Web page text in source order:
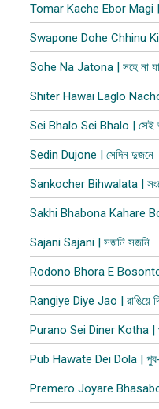
Tomar Kache Ebor Magi |
Swapone Dohe Chhinu Ki
Sohe Na Jatona | সহে না
Shiter Hawai Laglo Nachon
Sei Bhalo Sei Bhalo | সেই
Sedin Dujone | সেদিন দুজনে
Sankocher Bihwalata |
Sakhi Bhabona Kahare
Sajani Sajani | সজনি সজনি
Rodono Bhora E Bosonto
Rangiye Diye Jao | রাঙিয়ে
Purano Sei Diner Kotha |
Pub Hawate Dei Dola | পুব​-
Premero Joyare Bhasabo